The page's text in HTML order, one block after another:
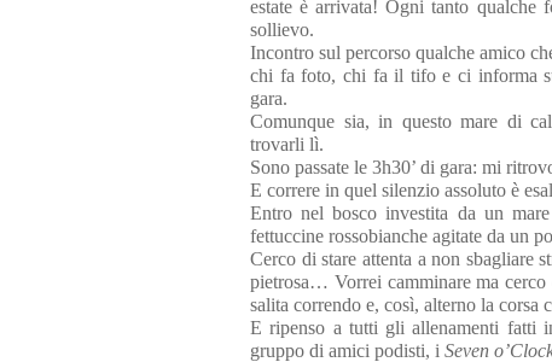
estate è arrivata! Ogni tanto qualche
sollievo.
Incontro sul percorso qualche amico
chi fa foto, chi fa il tifo e ci informa
gara.
Comunque sia, in questo mare di
trovarli lì.
Sono passate le 3h30’ di gara: mi
E correre in quel silenzio assoluto è
Entro nel bosco investita da un
fettuccine rossobianche agitate da un
Cerco di stare attenta a non sbagliare
pietrosa… Vorrei camminare ma cerco
salita correndo e, così, alterno la corsa
E ripenso a tutti gli allenamenti fatti
gruppo di amici podisti, i Seven